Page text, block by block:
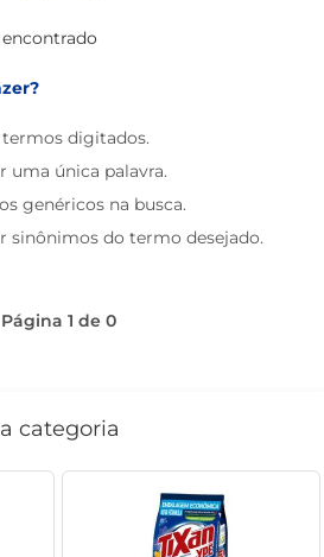
digitados.
uma única palavra.
genéricos na busca.
sinônimos do termo desejado.
Página 1 de 0
categoria